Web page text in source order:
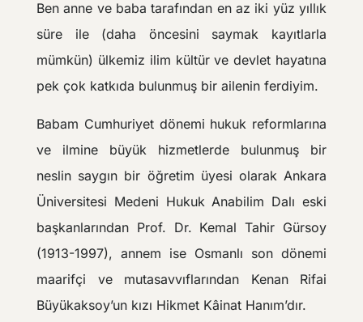
Ben anne ve baba tarafından en az iki yüz yıllık
süre ile (daha öncesini saymak kayıtlarla
mümkün) ülkemiz ilim kültür ve devlet hayatına
pek çok katkıda bulunmuş bir ailenin ferdiyim.
Babam Cumhuriyet dönemi hukuk reformlarına
ve ilmine büyük hizmetlerde bulunmuş bir
neslin saygın bir öğretim üyesi olarak Ankara
Üniversitesi Medeni Hukuk Anabilim Dalı eski
başkanlarından Prof. Dr. Kemal Tahir Gürsoy
(1913-1997), annem ise Osmanlı son dönemi
maarifçi ve mutasavvıflarından Kenan Rifai
Büyükaksoy’un kızı Hikmet Kâinat Hanım’dır.